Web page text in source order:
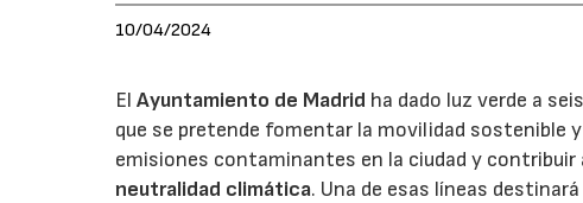
10/04/2024
ElAyuntamiento de Madrid ha dado luz verde a
que se pretende fomentar la movilidad sostenible
emisiones contaminantes en la ciudad y
neutralidad climática. Una de esas líneas